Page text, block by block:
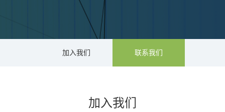
加入我们 联系我们
加入我们